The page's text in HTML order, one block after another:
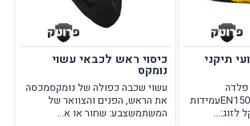
תיקני
פלדה
פנימיבעלות תקן EN15090עמידות
כיסוי ראש לכבאי עשוי
נומקס
עשוי שכבה כפולה של נומקסמכסה
את הראש, הפנים והצוואר של
המשתמשצבע: שחור או א...